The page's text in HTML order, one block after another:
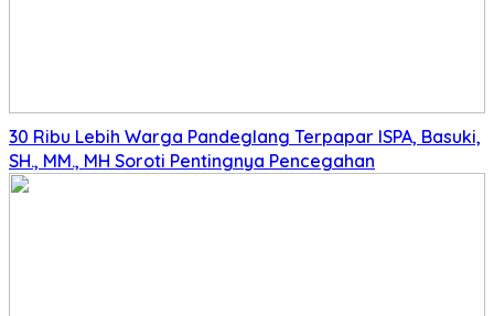
30 Ribu Lebih Warga Pandeglang Terpapar ISPA, Basuki,
SH., MM., MH Soroti Pentingnya Pencegahan